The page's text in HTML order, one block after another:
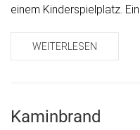
einem Kinderspielplatz.
WEITERLESEN
Kaminbrand